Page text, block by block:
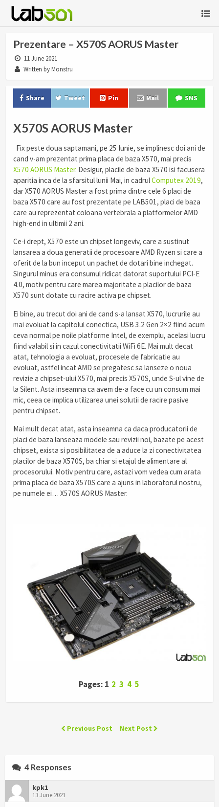
Prezentare – X570S AORUS Master
11 June 2021
Written by Monstru
Share Tweet Pin Mail SMS
X570S AORUS Master
Fix peste doua saptamani, pe 25 Iunie, se implinesc doi ani de
cand v-am prezentat prima placa de baza X570, mai precis
X570 AORUS Master. Desigur, placile de baza X570 isi facusera
aparitia inca de la sfarsitul lunii Mai, in cadrulComputex 2019,
dar X570 AORUS Master a fost prima dintre cele 6 placi de
baza X570 care au fost prezentate pe LAB501, placi de baza
care au reprezentat coloana vertebrala a platformelor AMD
high-end in ultimii 2 ani.
Ce-i drept, X570 este un chipset longeviv, care a sustinut
lansarea a doua generatii de procesoare AMD Ryzen si care a
oferit de la bun inceput un pachet de dotari bine inchegat.
Singurul minus era consumul ridicat datorat suportului PCI-E
4.0, motiv pentru care marea majoritate a placilor de baza
X570 sunt dotate cu racire activa pe chipset.
Ei bine, au trecut doi ani de cand s-a lansat X570, lucrurile au
mai evoluat la capitolul conectica, USB 3.2 Gen 2×2 fiind acum
ceva normal pe noile platforme Intel, de exemplu, acelasi lucru
fiind valabil si in cazul conectivitatii WiFi 6E. Mai mult decat
atat, tehnologia a evoluat, procesele de fabricatie au
evoluat, astfel incat AMD se pregatesc sa lanseze o noua
revizie a chipset-ului X570, mai precis X570S, unde S-ul vine de
la Silent. Asta inseamna ca avem de-a face cu un consum mai
mic, ceea ce implica utilizarea unei solutii de racire pasive
pentru chipset.
Mai mult decat atat, asta inseamna ca daca producatorii de
placi de baza lanseaza modele sau revizii noi, bazate pe acest
chipset, exista si posibilitatea de a aduce la zi conectivitatea
placilor de baza X570S, ba chiar si etajul de alimentare al
procesorului. Motiv pentru care, astazi vom vedea cum arata
prima placa de baza X570S care a ajuns in laboratorul nostru,
pe numele ei… X570S AORUS Master.
Pages: 1 2 3 4 5
Previous Post Next Post
4 Responses
kpk1
13 June 2021